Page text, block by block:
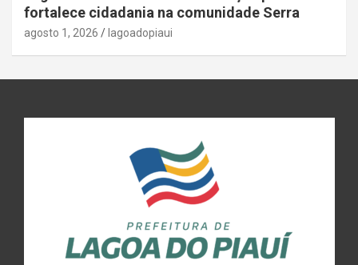
fortalece cidadania na comunidade Serra
agosto 1, 2026 lagoadopiaui